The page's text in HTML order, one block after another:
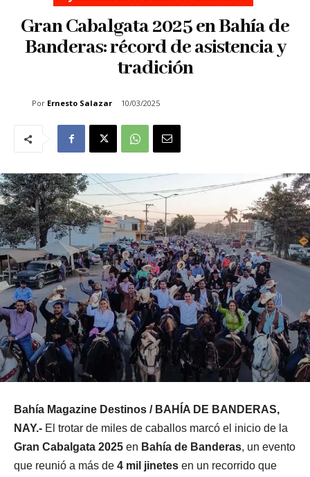
Gran Cabalgata 2025 en Bahía de
Banderas: récord de asistencia y
tradición
Por Ernesto Salazar 10/03/2025
Bahía Magazine Destinos / BAHÍA DE BANDERAS,
NAY.- El trotar de miles de caballos marcó el inicio de la
Gran Cabalgata 2025 en Bahía de Banderas, un evento
que reunió a más de 4 mil jinetes en un recorrido que